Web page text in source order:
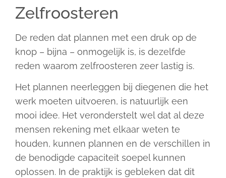
Zelfroosteren
De reden dat plannen met een druk op de
knop – bijna – onmogelijk is, is dezelfde
reden waarom zelfroosteren zeer lastig is.
Het plannen neerleggen bij diegenen die het
werk moeten uitvoeren, is natuurlijk een
mooi idee. Het veronderstelt wel dat al deze
mensen rekening met elkaar weten te
houden, kunnen plannen en de verschillen in
de benodigde capaciteit soepel kunnen
oplossen. In de praktijk is gebleken dat dit